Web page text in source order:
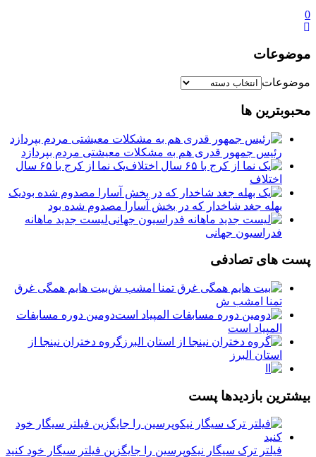
0
موضوعات
موضوعات
محبوبترین ها
رئیس جمهور قدری هم به مشکلات معیشتی مردم بپردازد
یک نما از کرج با ۶۵ سال
اختلاف
یک
بهله جغد شاخدار که در بخش آسارا مصدوم شده بود
لیست جدید ماهانه
فدراسیون جهانی
پست های تصادفی
بیت هایم همگی غرق
تمنا امشب ش
دومین دوره مسابفات
المپیاد است
گروه دختران نینجا از
استان البرز
بیشترین بازدیدها پست
فیلتر ترک سیگار نیکوپرسین را جایگزین فیلتر سیگار خود کنید